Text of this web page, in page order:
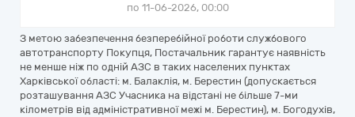
по 11-06-2026, 00:00
З метою забезпечення безперебійної роботи службового
автотранспорту Покупця, Постачальник гарантує наявність
не менше ніж по одній АЗС в таких населених пунктах
Харківської області: м. Балаклія, м. Берестин (допускається
розташування АЗС Учасника на відстані не більше 7-ми
кілометрів від адміністративної межі м. Берестин), м. Богодухів,